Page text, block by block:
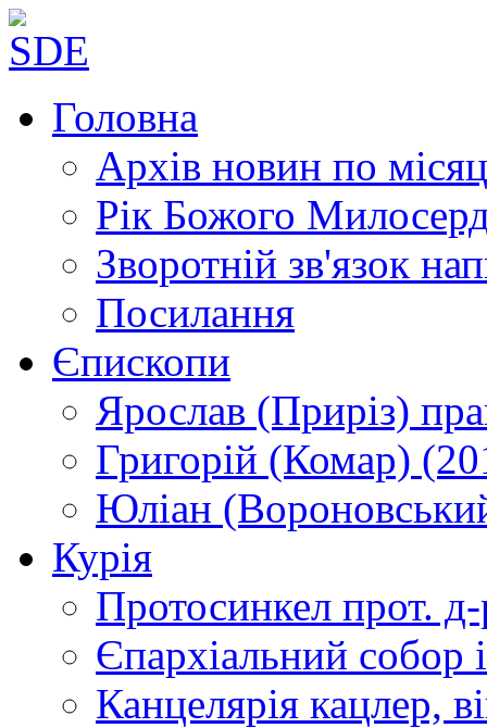
Головна
Архів новин по
Рік Божого
Зворотній зв'язок
Посилання
Єпископи
Ярослав (Приріз)
Григорій (Комар)
Юліан
Курія
Протосинкел прот.
Єпархіальний собор
Канцелярія кацлер,